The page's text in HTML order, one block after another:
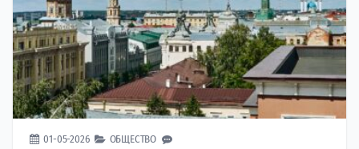
01-05-2026 ОБЩЕСТВО